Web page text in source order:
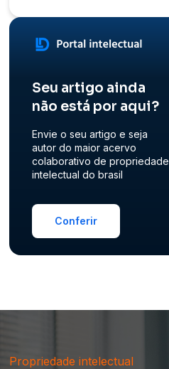
Seu artigo ainda
não está por aqui?
Envie o seu artigo e seja
autor do maior acervo
colaborativo de propriedade
intelectual do brasil
Conferir
Propriedade intelectual